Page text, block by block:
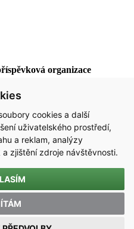
cookies a další
uživatelského prostředí,
a reklam, analýzy
zjištění zdroje návštěvnosti.
organizace
Most, příspěvková